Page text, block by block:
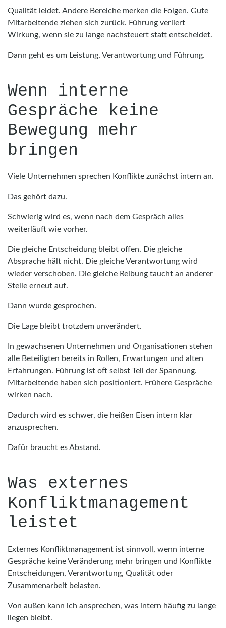
Qualität leidet. Andere Bereiche merken die Folgen. Gute
Mitarbeitende ziehen sich zurück. Führung verliert
Wirkung, wenn sie zu lange nachsteuert statt entscheidet.
Dann geht es um Leistung, Verantwortung und Führung.
Wenn interne
Gespräche keine
Bewegung mehr
bringen
Viele Unternehmen sprechen Konflikte zunächst intern an.
Das gehört dazu.
Schwierig wird es, wenn nach dem Gespräch alles
weiterläuft wie vorher.
Die gleiche Entscheidung bleibt offen. Die gleiche
Absprache hält nicht. Die gleiche Verantwortung wird
wieder verschoben. Die gleiche Reibung taucht an anderer
Stelle erneut auf.
Dann wurde gesprochen.
Die Lage bleibt trotzdem unverändert.
In gewachsenen Unternehmen und Organisationen stehen
alle Beteiligten bereits in Rollen, Erwartungen und alten
Erfahrungen. Führung ist oft selbst Teil der Spannung.
Mitarbeitende haben sich positioniert. Frühere Gespräche
wirken nach.
Dadurch wird es schwer, die heißen Eisen intern klar
anzusprechen.
Dafür braucht es Abstand.
Was externes
Konfliktmanagement
leistet
Externes Konfliktmanagement ist sinnvoll, wenn interne
Gespräche keine Veränderung mehr bringen und Konflikte
Entscheidungen, Verantwortung, Qualität oder
Zusammenarbeit belasten.
Von außen kann ich ansprechen, was intern häufig zu lange
liegen bleibt.